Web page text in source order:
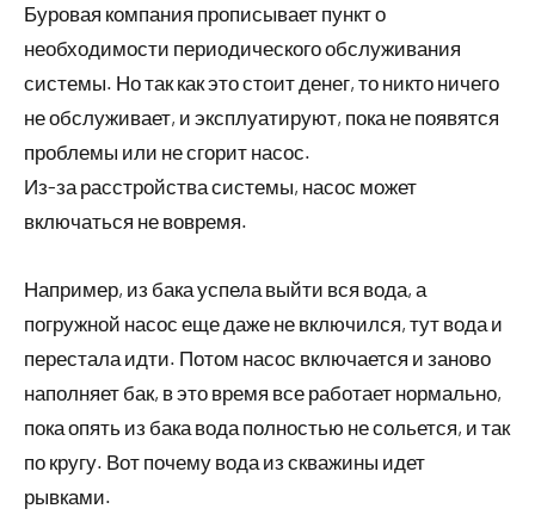
Буровая компания прописывает пункт о
необходимости периодического обслуживания
системы. Но так как это стоит денег, то никто ничего
не обслуживает, и эксплуатируют, пока не появятся
проблемы или не сгорит насос.
Из-за расстройства системы, насос может
включаться не вовремя.
Например, из бака успела выйти вся вода, а
погружной насос еще даже не включился, тут вода и
перестала идти. Потом насос включается и заново
наполняет бак, в это время все работает нормально,
пока опять из бака вода полностью не сольется, и так
по кругу. Вот почему вода из скважины идет
рывками.